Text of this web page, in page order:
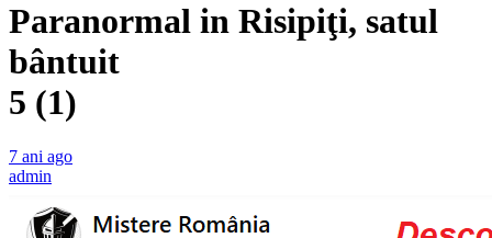
Paranormal in Risipiţi, satul
bântuit
5 (1)
7 ani ago
admin